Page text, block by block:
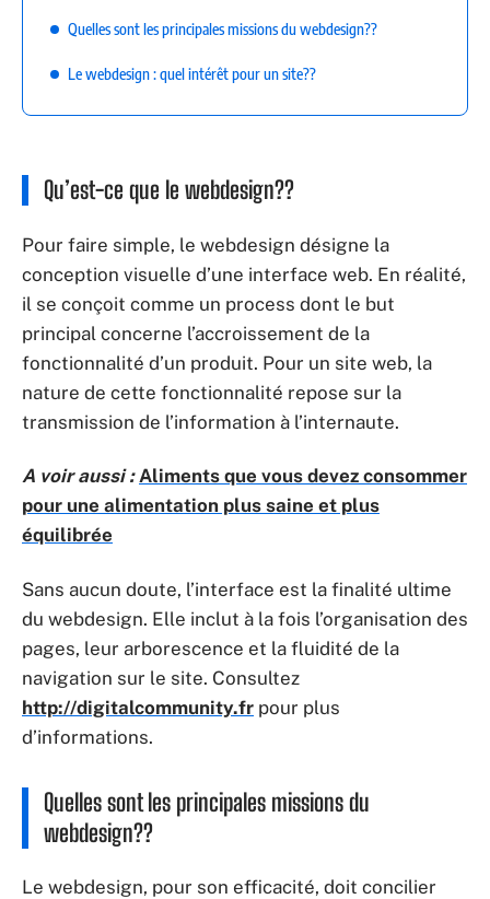
Quelles sont les principales missions du webdesign??
Le webdesign : quel intérêt pour un site??
Qu’est-ce que le webdesign??
Pour faire simple, le webdesign désigne la
conception visuelle d’une interface web. En réalité,
il se conçoit comme un process dont le but
principal concerne l’accroissement de la
fonctionnalité d’un produit. Pour un site web, la
nature de cette fonctionnalité repose sur la
transmission de l’information à l’internaute.
A voir aussi : Aliments que vous devez consommer
pour une alimentation plus saine et plus
équilibrée
Sans aucun doute, l’interface est la finalité ultime
du webdesign. Elle inclut à la fois l’organisation des
pages, leur arborescence et la fluidité de la
navigation sur le site. Consultez
http://digitalcommunity.fr pour plus
d’informations.
Quelles sont les principales missions du
webdesign??
Le webdesign, pour son efficacité, doit concilier